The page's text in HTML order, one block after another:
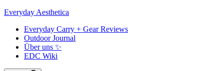
Everyday Aesthetica
Everyday Carry + Gear Reviews
Outdoor Journal
Über uns ✨
EDC Wiki